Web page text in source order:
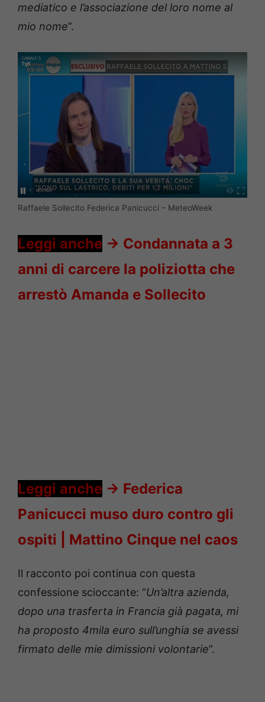
mediatico e l’associazione del loro nome al
mio nome”.
Raffaele Sollecito Federica Panicucci – MeteoWeek
Leggi anche -> Condannata a 3
anni di carcere la poliziotta che
arrestò Amanda e Sollecito
Leggi anche -> Federica
Panicucci muso duro contro gli
ospiti | Mattino Cinque nel caos
Il racconto poi continua con questa
confessione scioccante: “Un’altra azienda,
dopo una trasferta in Francia già pagata, mi
ha proposto 4mila euro sull’unghia se avessi
firmato delle mie dimissioni volontarie”.